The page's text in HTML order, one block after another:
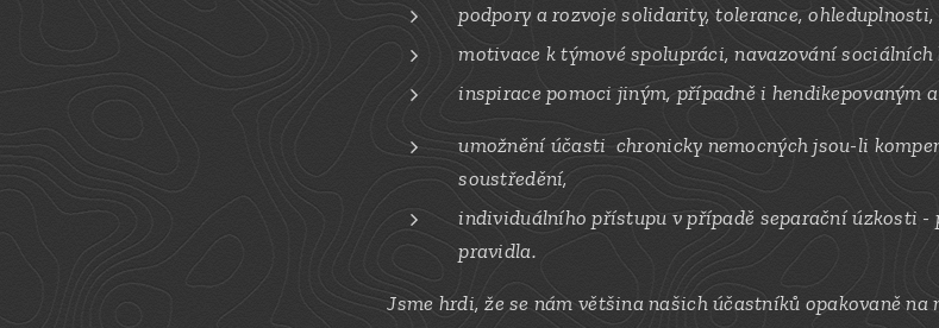
podpory a rozvojesolidarity,tolerance,ohleduplnosti,
motivace k týmové spolupráci, navazování
inspirace pomoci jiným, případně i hendikepovaným
umožnění účasti chronicky nemocných jsou-li
soustředění,
individuálního přístupu v případě separační úzkosti -
pravidla.
Jsme hrdi, že se nám většina našich účastníků opakovaně